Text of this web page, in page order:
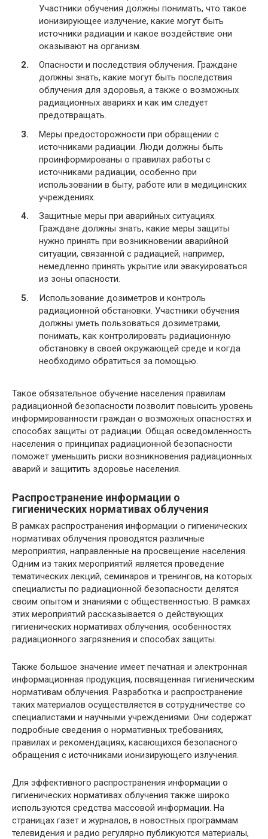
Участники обучения должны понимать, что такое
ионизирующее излучение, какие могут быть
источники радиации и какое воздействие они
оказывают на организм.
Опасности и последствия облучения. Граждане
должны знать, какие могут быть последствия
облучения для здоровья, а также о возможных
радиационных авариях и как им следует
предотвращать.
Меры предосторожности при обращении с
источниками радиации. Люди должны быть
проинформированы о правилах работы с
источниками радиации, особенно при
использовании в быту, работе или в медицинских
учреждениях.
Защитные меры при аварийных ситуациях.
Граждане должны знать, какие меры защиты
нужно принять при возникновении аварийной
ситуации, связанной с радиацией, например,
немедленно принять укрытие или эвакуироваться
из зоны опасности.
Использование дозиметров и контроль
радиационной обстановки. Участники обучения
должны уметь пользоваться дозиметрами,
понимать, как контролировать радиационную
обстановку в своей окружающей среде и когда
необходимо обратиться за помощью.
Такое обязательное обучение населения правилам
радиационной безопасности позволит повысить уровень
информированности граждан о возможных опасностях и
способах защиты от радиации. Общая осведомленность
населения о принципах радиационной безопасности
поможет уменьшить риски возникновения радиационных
аварий и защитить здоровье населения.
Распространение информации о
гигиенических нормативах облучения
В рамках распространения информации о гигиенических
нормативах облучения проводятся различные
мероприятия, направленные на просвещение населения.
Одним из таких мероприятий является проведение
тематических лекций, семинаров и тренингов, на которых
специалисты по радиационной безопасности делятся
своим опытом и знаниями с общественностью. В рамках
этих мероприятий рассказывается о действующих
гигиенических нормативах облучения, особенностях
радиационного загрязнения и способах защиты.
Также большое значение имеет печатная и электронная
информационная продукция, посвященная гигиеническим
нормативам облучения. Разработка и распространение
таких материалов осуществляется в сотрудничестве со
специалистами и научными учреждениями. Они содержат
подробные сведения о нормативных требованиях,
правилах и рекомендациях, касающихся безопасного
обращения с источниками ионизирующего излучения.
Для эффективного распространения информации о
гигиенических нормативах облучения также широко
используются средства массовой информации. На
страницах газет и журналов, в новостных программам
телевидения и радио регулярно публикуются материалы,